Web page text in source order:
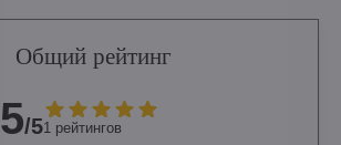
Общий рейтинг
5/51 рейтингов